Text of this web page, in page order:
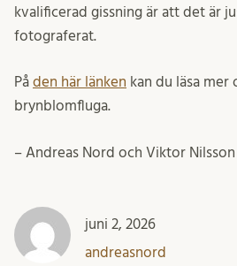
kvalificerad gissning är att det är
fotograferat.
På den här länken kan du läsa mer
brynblomfluga.
– Andreas Nord och Viktor
juni 2, 2026
andreasnord